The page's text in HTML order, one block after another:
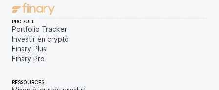
PRODUIT
Portfolio Tracker
Investir en crypto
Finary Plus
Finary Pro
RESSOURCES